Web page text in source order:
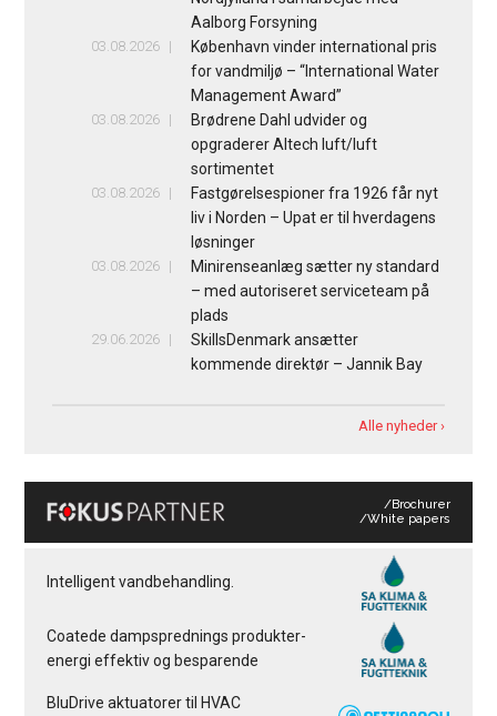
Aalborg Forsyning
03.08.2026
København vinder international pris
for vandmiljø – “International Water
Management Award”
03.08.2026
Brødrene Dahl udvider og
opgraderer Altech luft/luft
sortimentet
03.08.2026
Fastgørelsespioner fra 1926 får nyt
liv i Norden – Upat er til hverdagens
løsninger
03.08.2026
Minirenseanlæg sætter ny standard
– med autoriseret serviceteam på
plads
29.06.2026
SkillsDenmark ansætter
kommende direktør – Jannik Bay
Alle nyheder ›
/Brochurer
/White papers
Intelligent vandbehandling.
Coatede dampsprednings produkter-
energi effektiv og besparende
BluDrive aktuatorer til HVAC